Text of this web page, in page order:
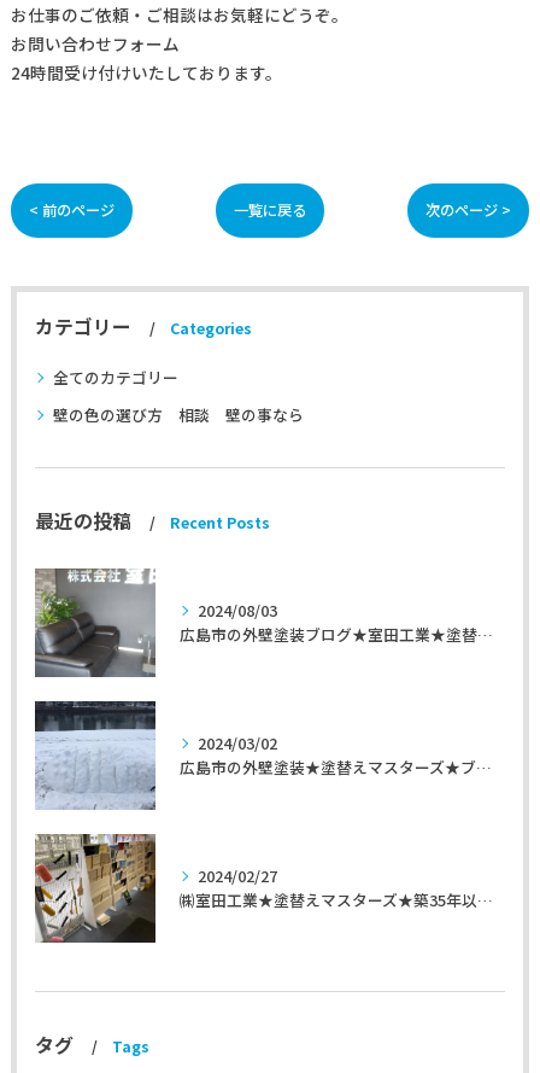
お仕事のご依頼・ご相談はお気軽にどうぞ。
お問い合わせフォーム
24時間受け付けいたしております。
< 前のページ 一覧に戻る 次のページ >
カテゴリー Categories
全てのカテゴリー
壁の色の選び方 相談 壁の事なら
最近の投稿 Recent Posts
2024/08/03
広島市の外壁塗装ブログ★室田工業★塗替えマスターズ★外壁リフォーム
2024/03/02
広島市の外壁塗装★塗替えマスターズ★ブログ「初めて家を手入れするのに」
2024/02/27
㈱室田工業★塗替えマスターズ★築35年以上のお宅の施工事例
タグ Tags